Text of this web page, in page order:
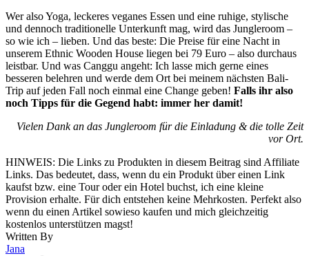
Wer also Yoga, leckeres veganes Essen und eine ruhige, stylische
und dennoch traditionelle Unterkunft mag, wird das Jungleroom –
so wie ich – lieben. Und das beste: Die Preise für eine Nacht in
unserem Ethnic Wooden House liegen bei 79 Euro – also durchaus
leistbar. Und was Canggu angeht: Ich lasse mich gerne eines
besseren belehren und werde dem Ort bei meinem nächsten Bali-
Trip auf jeden Fall noch einmal eine Change geben! Falls ihr also
noch Tipps für die Gegend habt: immer her damit!
Vielen Dank an das Jungleroom für die Einladung & die tolle Zeit
vor Ort.
HINWEIS: Die Links zu Produkten in diesem Beitrag sind Affiliate
Links. Das bedeutet, dass, wenn du ein Produkt über einen Link
kaufst bzw. eine Tour oder ein Hotel buchst, ich eine kleine
Provision erhalte. Für dich entstehen keine Mehrkosten. Perfekt also
wenn du einen Artikel sowieso kaufen und mich gleichzeitig
kostenlos unterstützen magst!
Written By
Jana